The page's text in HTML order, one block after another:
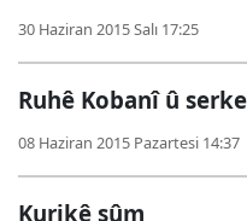
30 Haziran 2015 Salı 17:25
Ruhê Kobanî û
08 Haziran 2015 Pazartesi 14:37
Kurikê şûm